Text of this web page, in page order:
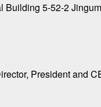
Building 5-52-2
President and